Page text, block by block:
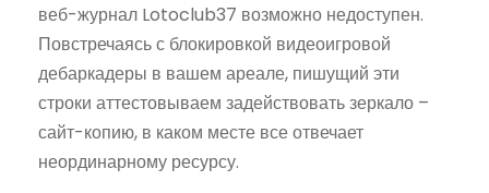
веб-журнал Lotoclub37 возможно недоступен.
Повстречаясь с блокировкой видеоигровой
дебаркадеры в вашем ареале, пишущий эти
строки аттестовываем задействовать зеркало –
сайт-копию, в каком месте все отвечает
неординарному ресурсу.